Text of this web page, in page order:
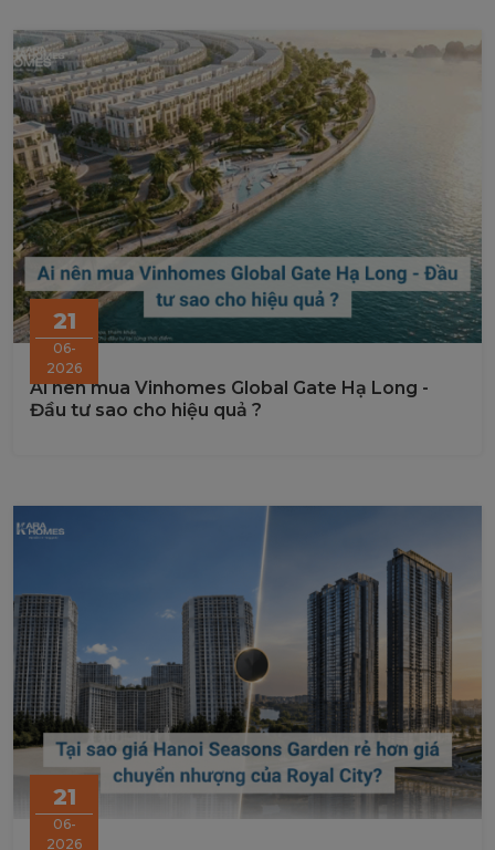
21
06-
2026
Ai nên mua Vinhomes Global Gate Hạ Long -
Đầu tư sao cho hiệu quả ?
21
06-
2026